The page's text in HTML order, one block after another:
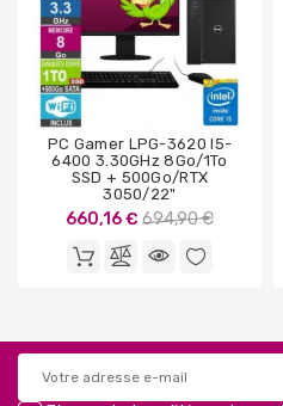
PC Gamer LPG-3620 I5-
6400 3.30GHz 8Go/1To
SSD + 500Go/RTX
3050/22"
660,16 € Prix
base
694,90 €